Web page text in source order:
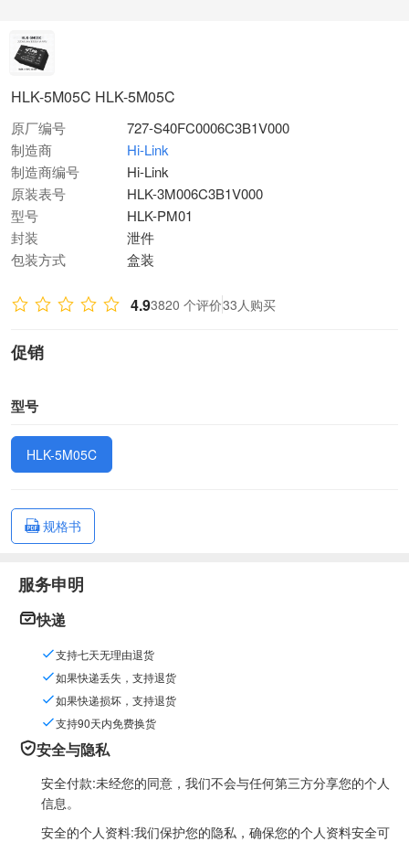
HLK-5M05C HLK-5M05C
原厂编号
727-S40FC0006C3B1V000
制造商
Hi-Link
制造商编号
Hi-Link
原装表号
HLK-3M006C3B1V000
型号
HLK-PM01
封装
泄件
包装方式
盒装
4.93820 个评价33人购买
促销
型号
HLK-5M05C
规格书
服务申明
快递
支持七天无理由退货
如果快递丢失，支持退货
如果快递损坏，支持退货
支持90天内免费换货
安全与隐私
安全付款:未经您的同意，我们不会与任何第三方分享您的个人
信息。
安全的个人资料:我们保护您的隐私，确保您的个人资料安全可